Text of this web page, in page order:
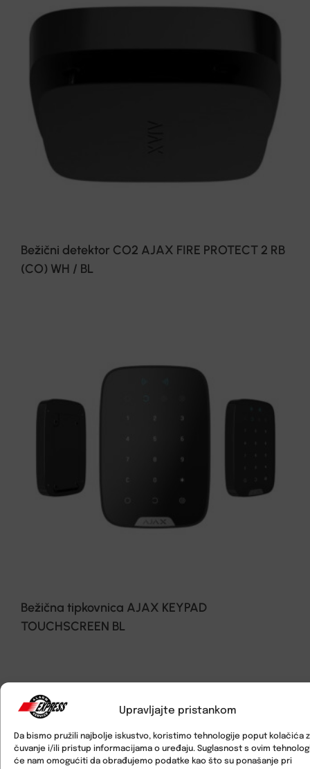
Upravljajte pristankom
Da bismo pružili najbolje iskustvo, koristimo tehnologije poput kolačića
čuvanje i/ili pristup informacijama o uređaju. Suglasnost s ovim
će nam omogućiti da obrađujemo podatke kao što su ponašanje pri
Bežični detektor CO2 AJAX FIRE PROTECT 2 RB
(CO) WH / BL
Bežična tipkovnica AJAX KEYPAD
TOUCHSCREEN BL